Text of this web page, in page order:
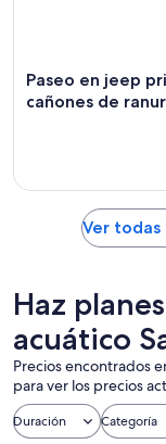
Paseo en jeep
cañones de
Ver todas
Haz
acuático
Precios encontrados
para ver los precios
Duración Categoría